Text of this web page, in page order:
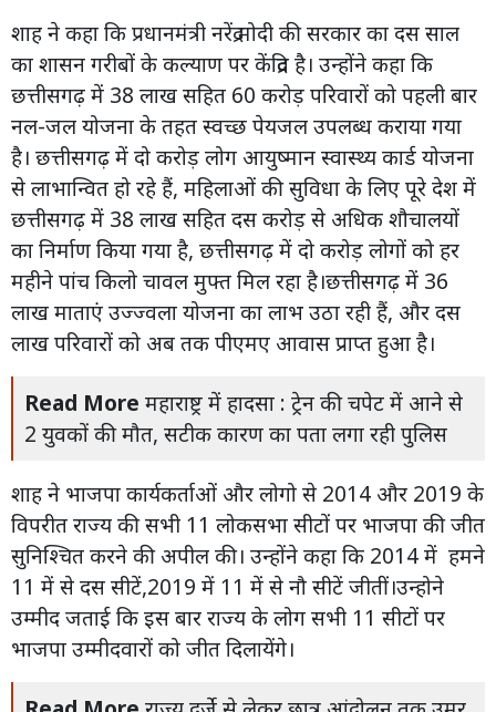
शाह ने कहा कि प्रधानमंत्री नरेंद्र मोदी की सरकार का दस साल
का शासन गरीबों के कल्याण पर केंद्रित है। उन्होंने कहा कि
छत्तीसगढ़ में 38 लाख सहित 60 करोड़ परिवारों को पहली बार
नल-जल योजना के तहत स्वच्छ पेयजल उपलब्ध कराया गया
है। छत्तीसगढ़ में दो करोड़ लोग आयुष्मान स्वास्थ्य कार्ड योजना
से लाभान्वित हो रहे हैं, महिलाओं की सुविधा के लिए पूरे देश में
छत्तीसगढ़ में 38 लाख सहित दस करोड़ से अधिक शौचालयों
का निर्माण किया गया है, छत्तीसगढ़ में दो करोड़ लोगों को हर
महीने पांच किलो चावल मुफ्त मिल रहा है।छत्तीसगढ़ में 36
लाख माताएं उज्ज्वला योजना का लाभ उठा रही हैं, और दस
लाख परिवारों को अब तक पीएमए आवास प्राप्त हुआ है।
Read More महाराष्ट्र में हादसा : ट्रेन की चपेट में आने से
2 युवकों की मौत, सटीक कारण का पता लगा रही पुलिस
शाह ने भाजपा कार्यकर्ताओं और लोगो से 2014 और 2019 के
विपरीत राज्य की सभी 11 लोकसभा सीटों पर भाजपा की जीत
सुनिश्चित करने की अपील की। उन्होंने कहा कि 2014 में हमने
11 में से दस सीटें,2019 में 11 में से नौ सीटें जीतीं।उन्होने
उम्मीद जताई कि इस बार राज्य के लोग सभी 11 सीटों पर
भाजपा उम्मीदवारों को जीत दिलायेंगे।